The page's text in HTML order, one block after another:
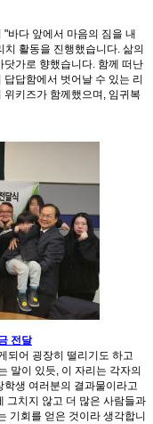
바다 앞에서 마음의 짐을 내
활동을 진행했습니다. 삶의
가로 향했습니다. 함께 떠난
답함에서 벗어날 수 있는 리
키즈가 함께했으며, 임귀복
전달
되어 굉장히 떨리기도 하고
말이 있듯, 이 자리는 각자의
생 여러분의 결과물이라고
그치지 않고 더 많은 사람들과
기회를 얻은 것이라 생각합니